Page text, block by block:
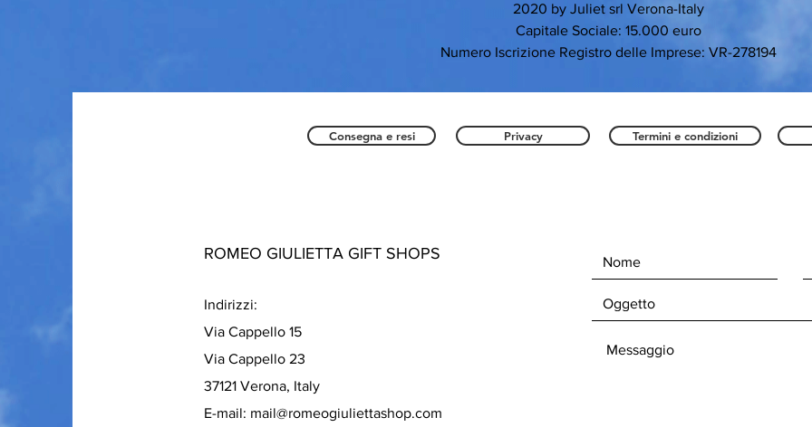
2020 by Juliet srl Verona-Italy
Capitale Sociale: 15.000 euro
Numero Iscrizione Registro delle Imprese: VR-278194
Consegna e resi Privacy Termini e condizioni
Indirizzi:
Via Cappello 15
Via Cappello 23
37121 Verona, Italy
E-mail: mail@romeogiuliettashop.com
ROMEO GIULIETTA GIFT SHOPS